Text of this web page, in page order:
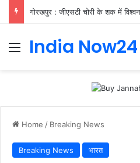
India Now24
Home / Breaking News
Breaking News भारत